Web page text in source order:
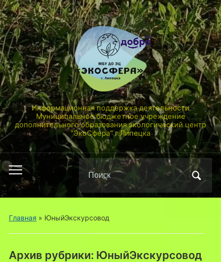
Информационная поддержка деятельности
Муниципальное бюджетное учреждение
дополнительного образования экологический центр
"ЭкоСфера" г.Липецка
Переключить
мобильное
меню
Поиск
по:
Главная » ЮныйЭкскурсовод
Архив рубрики: ЮныйЭкскурсовод